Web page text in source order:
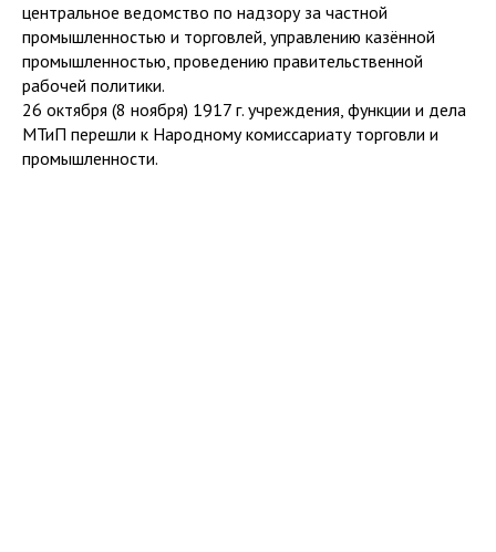
центральное ведомство по надзору за частной
промышленностью и торговлей, управлению казённой
промышленностью, проведению правительственной
рабочей политики.
26 октября (8 ноября) 1917 г. учреждения, функции и дела
МТиП перешли к Народному комиссариату торговли и
промышленности.